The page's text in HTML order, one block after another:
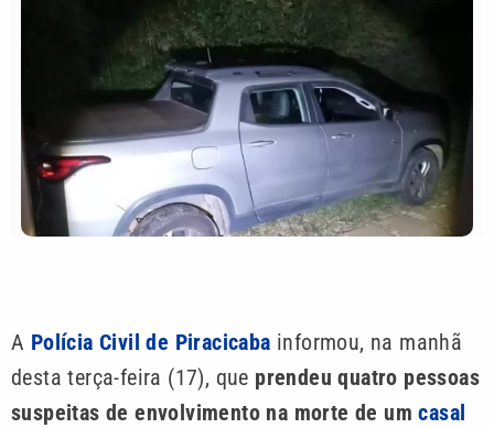
A Polícia Civil de Piracicaba informou, na manhã
desta terça-feira (17), que prendeu quatro pessoas
suspeitas de envolvimento na morte de umcasal